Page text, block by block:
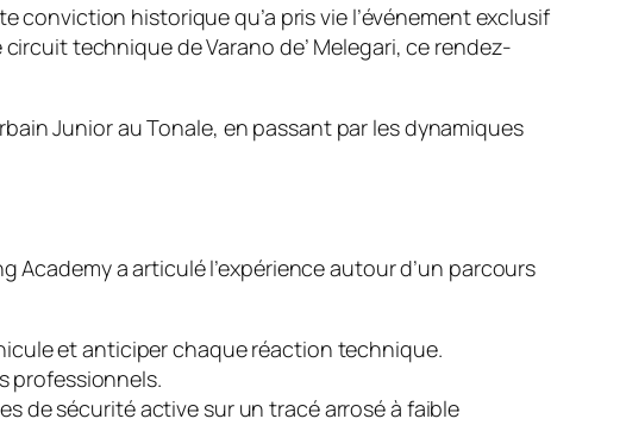
conviction historique qu’a pris vie l’événement exclusif
technique de Varano de’ Melegari, ce rendez-
Junior au Tonale, en passant par les dynamiques
a articulé l’expérience autour d’un parcours
et anticiper chaque réaction technique.
professionnels.
de sécurité active sur un tracé arrosé à faible